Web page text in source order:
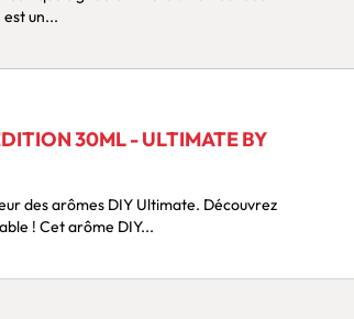
un...
30ML - ULTIMATE BY
leur facette gourmande avec cet indispensable ! Cet arôme DIY...